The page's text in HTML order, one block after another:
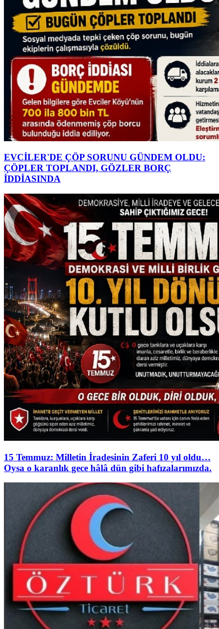
EVCİLER'DE ÇÖP SORUNU GÜNDEM OLDU:
ÇÖPLER TOPLANDI, GÖZLER BORÇ
İDDİASINDA
15 Temmuz: Milletin İradesinin Zaferi 10 yıl oldu…
Oysa o karanlık gece hâlâ dün gibi hafızalarımızda.